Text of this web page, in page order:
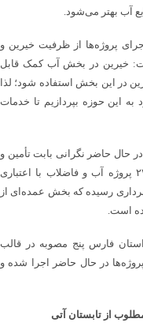
آب بهتر می‌شود.
پروژه‌ها از ظرفیت خیرین و
خیرین در بخش آب کمک قابل
در این بخش استفاده شود؛ لذا
این حوزه بپردازیم تا خدمات
حال حاضر نگرانی بابت تأمین و
توزیع آب وجود ندارد، گفت:در دولت سیزدهم ۲۷۲ پروژه آب و فاضلاب با اعتباری
برداری رسیده که بخش عمده‌ای از
است.
فارس پنج مصوبه در قالب
در حال حاضر اجرا شده و
از تابستان آتی